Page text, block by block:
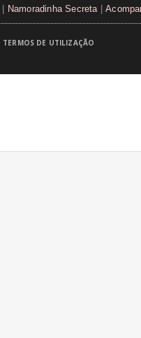
Namoradinha Secreta
TERMOS DE UTILIZAÇÃO